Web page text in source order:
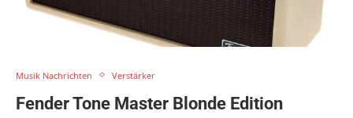
Musik Nachrichten Verstärker
Fender Tone Master Blonde Edition